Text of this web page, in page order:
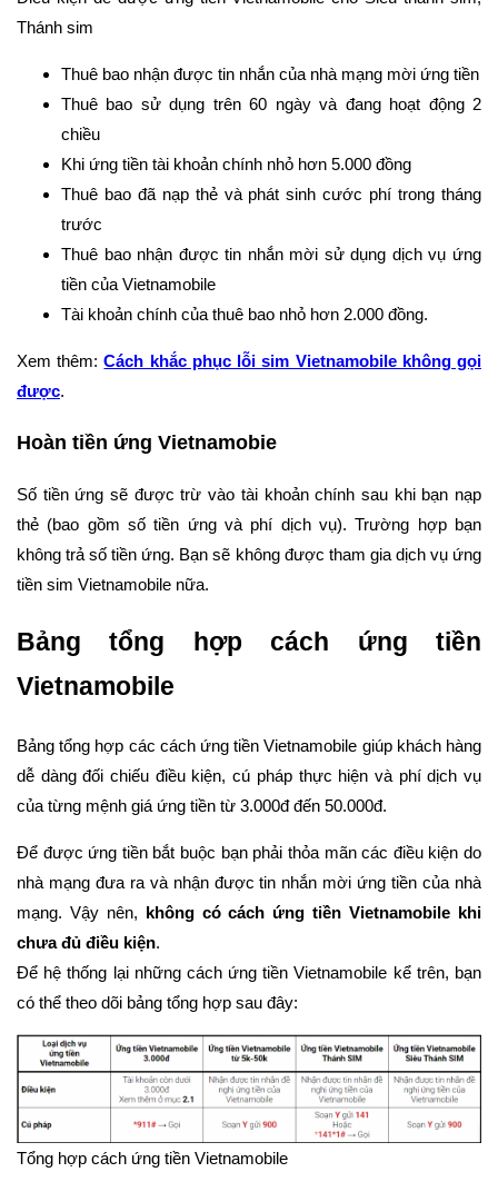
Thánh sim
Thuê bao nhận được tin nhắn của nhà mạng mời ứng tiền
Thuê bao sử dụng trên 60 ngày và đang hoạt động 2
chiều
Khi ứng tiền tài khoản chính nhỏ hơn 5.000 đồng
Thuê bao đã nạp thẻ và phát sinh cước phí trong tháng
trước
Thuê bao nhận được tin nhắn mời sử dụng dịch vụ ứng
tiền của Vietnamobile
Tài khoản chính của thuê bao nhỏ hơn 2.000 đồng.
Xem thêm:Cách khắc phục lỗi sim Vietnamobile không gọi
được.
Hoàn tiền ứng Vietnamobie
Số tiền ứng sẽ được trừ vào tài khoản chính sau khi bạn nạp
thẻ (bao gồm số tiền ứng và phí dịch vụ). Trường hợp bạn
không trả số tiền ứng. Bạn sẽ không được tham gia dịch vụ ứng
tiền sim Vietnamobile nữa.
Bảng tổng hợp cách ứng tiền
Vietnamobile
Bảng tổng hợp các cách ứng tiền Vietnamobile giúp khách hàng
dễ dàng đối chiếu điều kiện, cú pháp thực hiện và phí dịch vụ
của từng mệnh giá ứng tiền từ 3.000đ đến 50.000đ.
Để được ứng tiền bắt buộc bạn phải thỏa mãn các điều kiện do
nhà mạng đưa ra và nhận được tin nhắn mời ứng tiền của nhà
mạng. Vậy nên, không có cách ứng tiền Vietnamobile khi
chưa đủ điều kiện.
Để hệ thống lại những cách ứng tiền Vietnamobile kể trên, bạn
có thể theo dõi bảng tổng hợp sau đây:
Tổng hợp cách ứng tiền Vietnamobile